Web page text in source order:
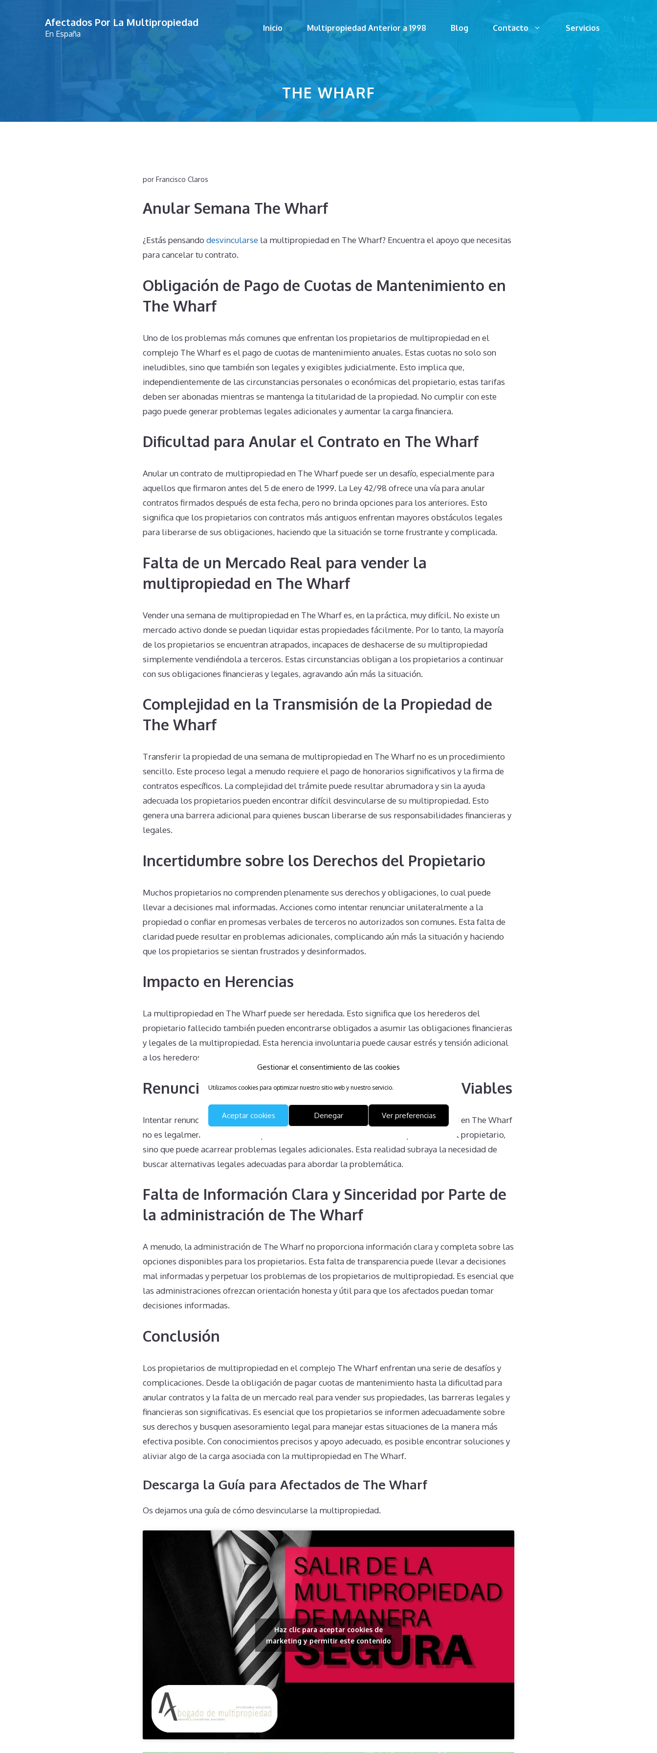
Gestionar el consentimiento de las cookies
Utilizamos cookies para optimizar nuestro sitio web y nuestro servicio.
Aceptar cookies Denegar Ver preferencias
Afectados Por La Multipropiedad
En España
Inicio Multipropiedad Anterior a 1998 Blog Contacto Servicios
THE WHARF
por Francisco Claros
Anular Semana The Wharf
¿Estás pensando desvincularse la multipropiedad en The Wharf? Encuentra el apoyo que necesitas
para cancelar tu contrato.
Obligación de Pago de Cuotas de Mantenimiento en
The Wharf
Uno de los problemas más comunes que enfrentan los propietarios de multipropiedad en el
complejo The Wharf es el pago de cuotas de mantenimiento anuales. Estas cuotas no solo son
ineludibles, sino que también son legales y exigibles judicialmente. Esto implica que,
independientemente de las circunstancias personales o económicas del propietario, estas tarifas
deben ser abonadas mientras se mantenga la titularidad de la propiedad. No cumplir con este
pago puede generar problemas legales adicionales y aumentar la carga financiera.
Dificultad para Anular el Contrato en The Wharf
Anular un contrato de multipropiedad en The Wharf puede ser un desafío, especialmente para
aquellos que firmaron antes del 5 de enero de 1999. La Ley 42/98 ofrece una vía para anular
contratos firmados después de esta fecha, pero no brinda opciones para los anteriores. Esto
significa que los propietarios con contratos más antiguos enfrentan mayores obstáculos legales
para liberarse de sus obligaciones, haciendo que la situación se torne frustrante y complicada.
Falta de un Mercado Real para vender la
multipropiedad en The Wharf
Vender una semana de multipropiedad en The Wharf es, en la práctica, muy difícil. No existe un
mercado activo donde se puedan liquidar estas propiedades fácilmente. Por lo tanto, la mayoría
de los propietarios se encuentran atrapados, incapaces de deshacerse de su multipropiedad
simplemente vendiéndola a terceros. Estas circunstancias obligan a los propietarios a continuar
con sus obligaciones financieras y legales, agravando aún más la situación.
Complejidad en la Transmisión de la Propiedad de
The Wharf
Transferir la propiedad de una semana de multipropiedad en The Wharf no es un procedimiento
sencillo. Este proceso legal a menudo requiere el pago de honorarios significativos y la firma de
contratos específicos. La complejidad del trámite puede resultar abrumadora y sin la ayuda
adecuada los propietarios pueden encontrar difícil desvincularse de su multipropiedad. Esto
genera una barrera adicional para quienes buscan liberarse de sus responsabilidades financieras y
legales.
Incertidumbre sobre los Derechos del Propietario
Muchos propietarios no comprenden plenamente sus derechos y obligaciones, lo cual puede
llevar a decisiones mal informadas. Acciones como intentar renunciar unilateralmente a la
propiedad o confiar en promesas verbales de terceros no autorizados son comunes. Esta falta de
claridad puede resultar en problemas adicionales, complicando aún más la situación y haciendo
que los propietarios se sientan frustrados y desinformados.
Impacto en Herencias
La multipropiedad en The Wharf puede ser heredada. Esto significa que los herederos del
propietario fallecido también pueden encontrarse obligados a asumir las obligaciones financieras
y legales de la multipropiedad. Esta herencia involuntaria puede causar estrés y tensión adicional
a los herederos, quienes no esperaban ni deseaban asumir estas responsabilidades.
Renuncias Unilaterales en The Wharf No Son Viables
Intentar renunciar unilateralmente a la propiedad de una semana de multipropiedad en The Wharf
no es legalmente viable. Este tipo de acciones no sólo no resolverá el problema del propietario,
sino que puede acarrear problemas legales adicionales. Esta realidad subraya la necesidad de
buscar alternativas legales adecuadas para abordar la problemática.
Falta de Información Clara y Sinceridad por Parte de
la administración de The Wharf
A menudo, la administración de The Wharf no proporciona información clara y completa sobre las
opciones disponibles para los propietarios. Esta falta de transparencia puede llevar a decisiones
mal informadas y perpetuar los problemas de los propietarios de multipropiedad. Es esencial que
las administraciones ofrezcan orientación honesta y útil para que los afectados puedan tomar
decisiones informadas.
Conclusión
Los propietarios de multipropiedad en el complejo The Wharf enfrentan una serie de desafíos y
complicaciones. Desde la obligación de pagar cuotas de mantenimiento hasta la dificultad para
anular contratos y la falta de un mercado real para vender sus propiedades, las barreras legales y
financieras son significativas. Es esencial que los propietarios se informen adecuadamente sobre
sus derechos y busquen asesoramiento legal para manejar estas situaciones de la manera más
efectiva posible. Con conocimientos precisos y apoyo adecuado, es posible encontrar soluciones y
aliviar algo de la carga asociada con la multipropiedad en The Wharf.
Descarga la Guía para Afectados de The Wharf
Os dejamos una guía de cómo desvincularse la multipropiedad.
Haz clic para aceptar cookies de
marketing y permitir este contenido